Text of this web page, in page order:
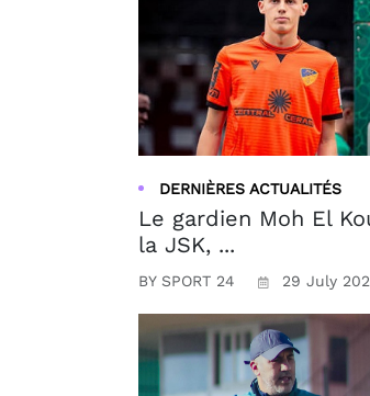
DERNIÈRES ACTUALITÉS
Le gardien Moh El
la JSK, ...
BY SPORT 24 29 July